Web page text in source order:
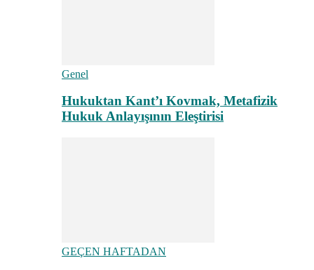
Genel
Hukuktan Kant’ı Kovmak, Metafizik
Hukuk Anlayışının Eleştirisi
GEÇEN HAFTADAN